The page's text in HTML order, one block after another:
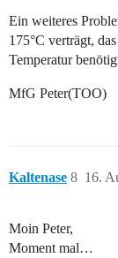
Ein weiteres
175°C verträgt,
Temperatur
MfG Peter(TOO)
Kaltenase 16.
8
Moin Peter,
Moment mal…